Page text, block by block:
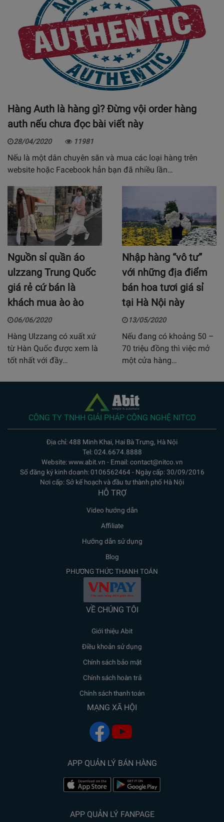
Hàng Auth là hàng gì? Đừng vội order hàng
auth nếu chưa đọc bài viết này
28/04/2020 11981
Nếu là một dân chuyên săn và mua các loại hàng trên
website hoặc Facebook hẳn bạn đã nhiều lần…
Nguồn sỉ quần áo
ulzzang Trung Quốc
giá rẻ cứ bán là
khách mua ào ào
06/06/2020
Hàng Ulzzang có xuất xứ
từ Hàn Quốc được xem là
tốt nhất với đầy…
Nhập hàng “vô tư”
với những địa điểm
bán hoa tươi giá sỉ
tại Hà Nội này
13/05/2020
Nếu đang có khoảng 50 –
70 triệu đồng thì việc mở
một cửa hàng…
CÔNG TY TNHH GIẢI PHÁP CÔNG NGHỆ NITCO
Địa chỉ: 488 Minh Khai, Hai Bà Trưng, Hà Nội
Tel: 024.6674.8888
Website: www.abit.vn - Email: contact@nitco.vn
Số đăng ký kinh doanh: 0106562464 - Ngày cấp: 30/09/2016
Nơi cấp: Sở kế hoạch và đầu tư thành phố Hà Nội
HỖ TRỢ
Video hướng dẫn
Affiliate
Hưỡng dẫn sử dụng
Blog
PHƯƠNG THỨC THANH TOÁN
VỀ CHÚNG TÔI
Giới thiệu Abit
Điều khoản sử dụng
Chính sách bảo mật
Chính sách hoàn trả
Chính sách thanh toán
MẠNG XÃ HỘI
APP QUẢN LÝ BÁN HÀNG
APP QUẢN LÝ FANPAGE